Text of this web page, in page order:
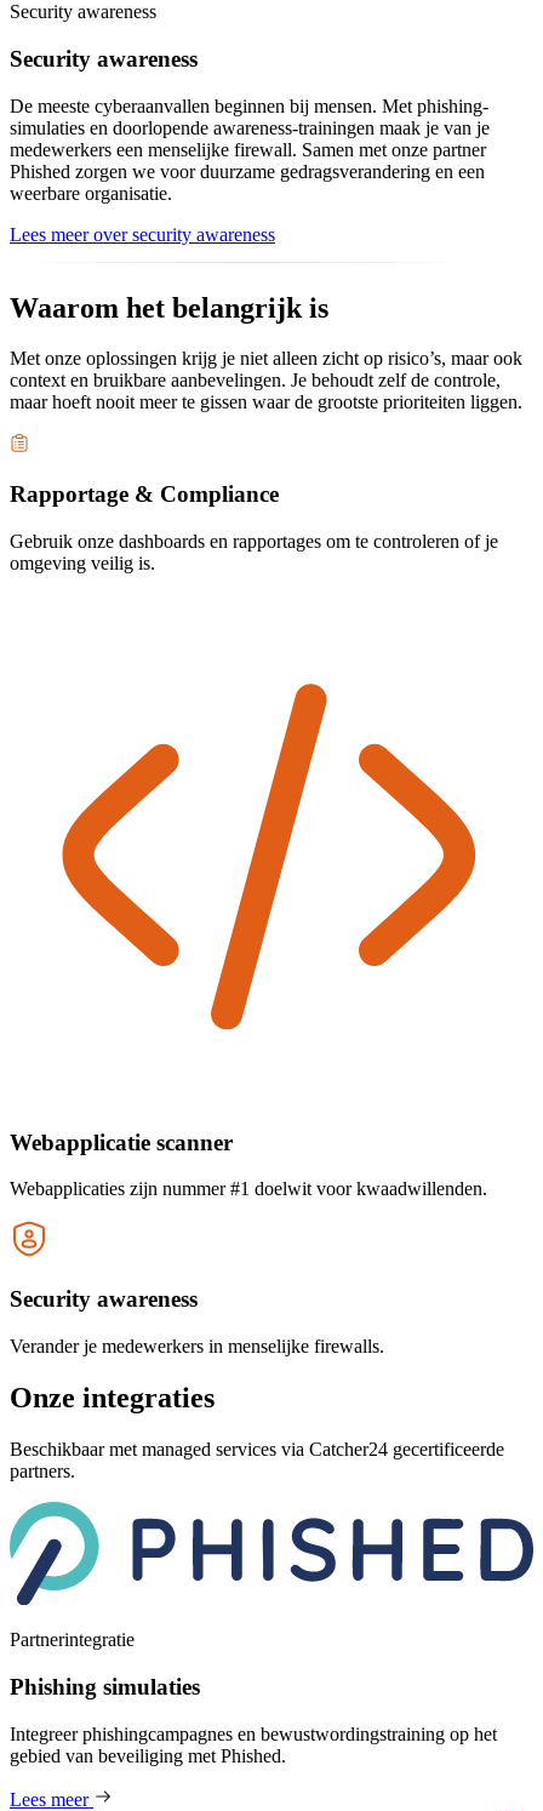
Security awareness
Security awareness
De meeste cyberaanvallen beginnen bij mensen. Met phishing-
simulaties en doorlopende awareness-trainingen maak je van je
medewerkers een menselijke firewall. Samen met onze partner
Phished zorgen we voor duurzame gedragsverandering en een
weerbare organisatie.
Lees meer over security awareness
Waarom het belangrijk is
Met onze oplossingen krijg je niet alleen zicht op risico’s, maar ook
context en bruikbare aanbevelingen. Je behoudt zelf de controle,
maar hoeft nooit meer te gissen waar de grootste prioriteiten liggen.
Rapportage & Compliance
Gebruik onze dashboards en rapportages om te controleren of je
omgeving veilig is.
Webapplicatie scanner
Webapplicaties zijn nummer #1 doelwit voor kwaadwillenden.
Security awareness
Verander je medewerkers in menselijke firewalls.
Onze integraties
Beschikbaar met managed services via Catcher24 gecertificeerde
partners.
Partnerintegratie
Phishing simulaties
Integreer phishingcampagnes en bewustwordingstraining op het
gebied van beveiliging met Phished.
Lees meer